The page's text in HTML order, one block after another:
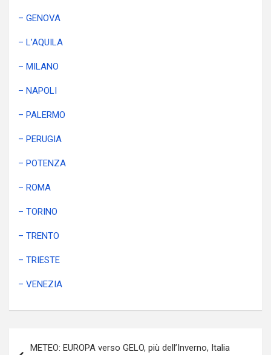
– GENOVA
– L’AQUILA
– MILANO
– NAPOLI
– PALERMO
– PERUGIA
– POTENZA
– ROMA
– TORINO
– TRENTO
– TRIESTE
– VENEZIA
METEO: EUROPA verso GELO, più dell’Inverno, Italia